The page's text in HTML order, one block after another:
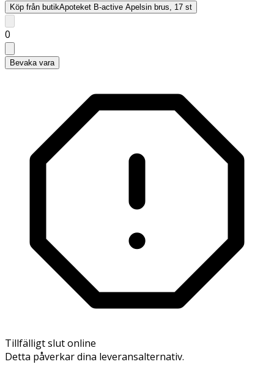
Köp från butikApoteket B-active Apelsin brus, 17 st
0
Bevaka vara
Tillfälligt slut online
Detta påverkar dina leveransalternativ.